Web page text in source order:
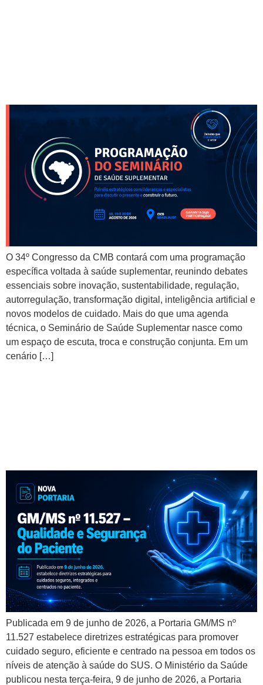
O 34º Congresso da CMB contará com uma programação
específica voltada à saúde suplementar, reunindo debates
essenciais sobre inovação, sustentabilidade, regulação,
autorregulação, transformação digital, inteligência artificial e
novos modelos de cuidado. Mais do que uma agenda
técnica, o Seminário de Saúde Suplementar nasce como
um espaço de escuta, troca e construção conjunta. Em um
cenário […]
Publicada em 9 de junho de 2026, a Portaria GM/MS nº
11.527 estabelece diretrizes estratégicas para promover
cuidado seguro, eficiente e centrado na pessoa em todos os
níveis de atenção à saúde do SUS. O Ministério da Saúde
publicou nesta terça-feira, 9 de junho de 2026, a Portaria